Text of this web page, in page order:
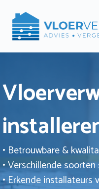
naar
• Betrouwbare &
• Verschillende
• Erkende installateurs